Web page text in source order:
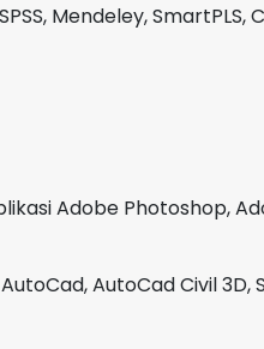
Silver
Mendeley, SmartPLS,
Adobe Photoshop,
AutoCad Civil